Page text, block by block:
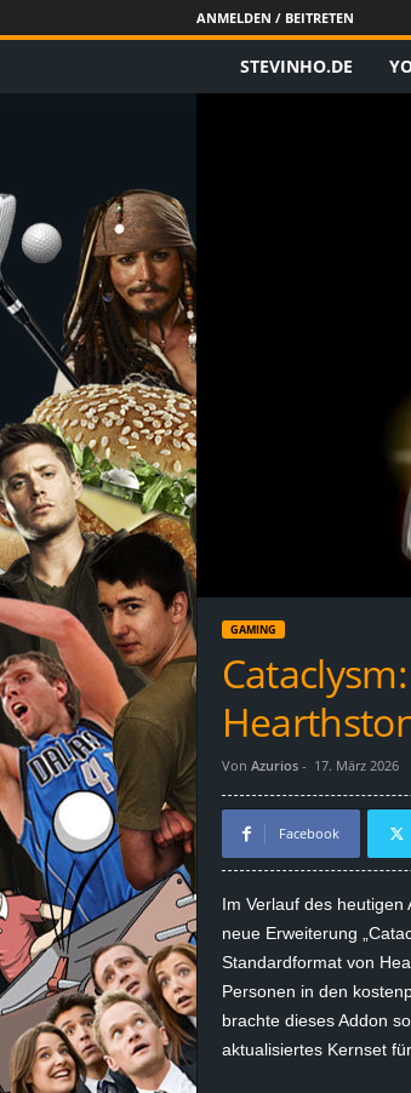
ANMELDEN / BEITRETEN
e
E
i
n
s
g
STEVINHO.DE
GAMING
Von Azurios- 17. März 2026
Facebook
Im Verlauf des
neue Erweiterung
Standardformat von
Personen in den
brachte dieses Addon
aktualisiertes Kernset